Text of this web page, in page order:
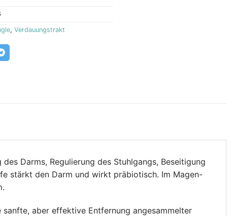
, Verdauungstrakt
Darms, Regulierung des Stuhlgangs, Beseitigung
stärkt den Darm und wirkt präbiotisch. Im Magen-
aber effektive Entfernung angesammelter